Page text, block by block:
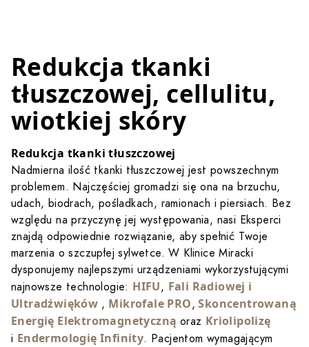
Redukcja tkanki
tłuszczowej, cellulitu,
wiotkiej skóry
Redukcja tkanki tłuszczowej
Nadmierna ilość tkanki tłuszczowej jest powszechnym
problemem. Najczęściej gromadzi się ona na brzuchu,
udach, biodrach, pośladkach, ramionach i piersiach. Bez
względu na przyczynę jej występowania, nasi Eksperci
znajdą odpowiednie rozwiązanie, aby spełnić Twoje
marzenia o szczupłej sylwetce. W Klinice Miracki
dysponujemy najlepszymi urządzeniami wykorzystującymi
najnowsze technologie: HIFU, Fali Radiowej i
Ultradźwięków , Mikrofale PRO, Skoncentrowaną
Energię Elektromagnetyczną oraz Kriolipolizę
i Endermologię Infinity. Pacjentom wymagającym